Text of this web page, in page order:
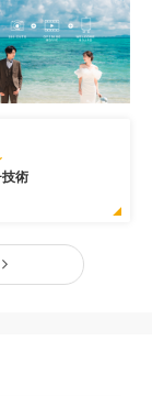
技術